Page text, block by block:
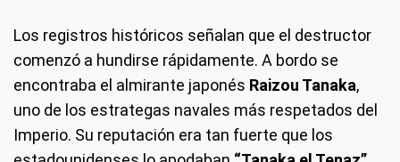
Los registros históricos señalan que el destructor
comenzó a hundirse rápidamente. A bordo se
encontraba el almirante japonés Raizou Tanaka,
uno de los estrategas navales más respetados del
Imperio. Su reputación era tan fuerte que los